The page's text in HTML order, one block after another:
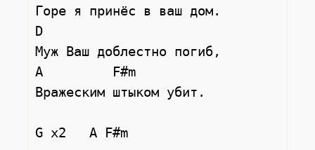
Горе я принёс в ваш дом.
D
Муж Ваш доблестно погиб,
A         F#m
Вражеским штыком убит.
G x2   A F#m